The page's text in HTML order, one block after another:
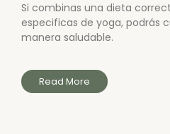
Si combinas una dieta
especificas de yoga, podrás
manera saludable.
Read More